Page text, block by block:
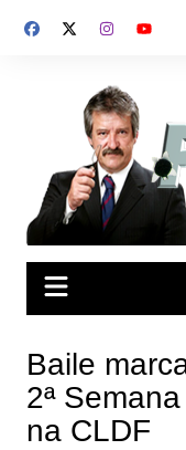
para
Baile
2ª
na CLDF